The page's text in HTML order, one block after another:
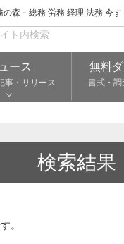
の森 - 総務 労務 経理 法務 今す
ース
事・リリース
無料
書式・調
検索結果
。